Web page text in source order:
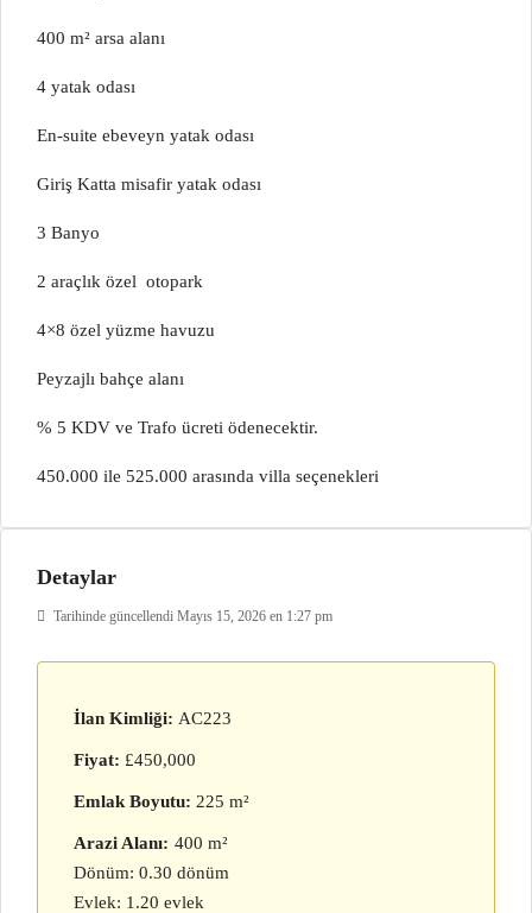
400 m² arsa alanı
4 yatak odası
En-suite ebeveyn yatak odası
Giriş Katta misafir yatak odası
3 Banyo
2 araçlık özel otopark
4×8 özel yüzme havuzu
Peyzajlı bahçe alanı
% 5 KDV ve Trafo ücreti ödenecektir.
450.000 ile 525.000 arasında villa seçenekleri
Detaylar
Tarihinde güncellendi Mayıs 15, 2026 en 1:27 pm
İlan Kimliği: AC223
Fiyat: £450,000
Emlak Boyutu: 225 m²
Arazi Alanı: 400 m²
Dönüm: 0.30 dönüm
Evlek: 1.20 evlek